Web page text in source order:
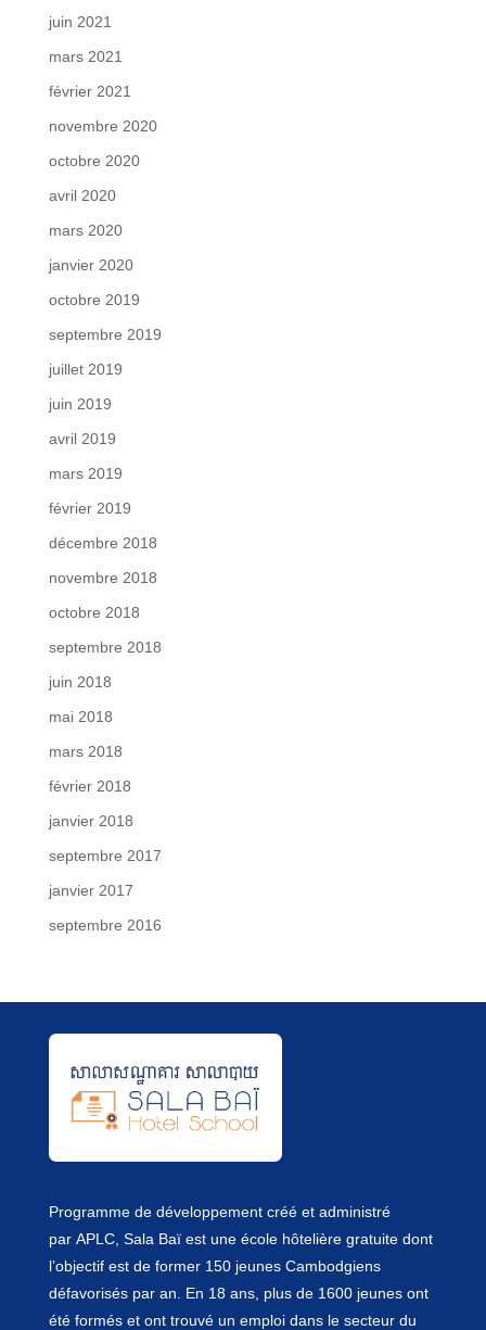
juin 2021
mars 2021
février 2021
novembre 2020
octobre 2020
avril 2020
mars 2020
janvier 2020
octobre 2019
septembre 2019
juillet 2019
juin 2019
avril 2019
mars 2019
février 2019
décembre 2018
novembre 2018
octobre 2018
septembre 2018
juin 2018
mai 2018
mars 2018
février 2018
janvier 2018
septembre 2017
janvier 2017
septembre 2016
Programme de développement créé et administré
par APLC, Sala Baï est une école hôtelière gratuite dont
l’objectif est de former 150 jeunes Cambodgiens
défavorisés par an. En 18 ans, plus de 1600 jeunes ont
été formés et ont trouvé un emploi dans le secteur du